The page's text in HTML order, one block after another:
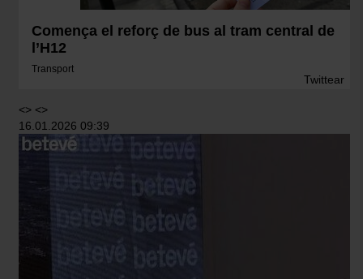
Comença el reforç de bus al tram central de
l’H12
Transport
Twittear
<> <>
16.01.2026 09:39